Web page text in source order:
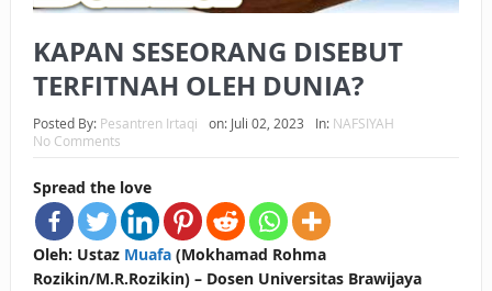
ISTIDLAL BATIL VS ISTIDLAL SYAR’I
BAHASA CINTA KARENA ALLAH
HUKUM MEMBAYAR ZAKAT DENGAN CARA MENGANGSUR
HUKUM MEMBAYAR ZAKAT KEPADA KERABAT SENDIRI
KAPAN SESEORANG DISEBUT
TERFITNAH OLEH DUNIA?
Posted By: Pesantren Irtaqi on: Juli 02, 2023 In: NAFSIYAH
No Comments
Spread the love
Oleh: Ustaz Muafa(Mokhamad Rohma
Rozikin/M.R.Rozikin) – Dosen Universitas Brawijaya